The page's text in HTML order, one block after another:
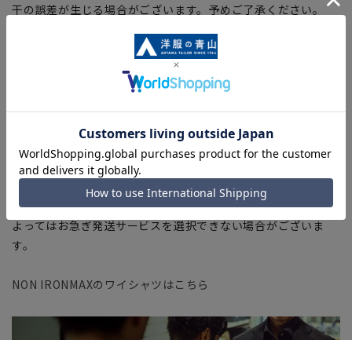
干の誤差が生じる場合がございます。予めご了承ください。
部、商品現物におすすめサイズ(ヌードサイズ)を記載している
■ブラウザやお使いのモニター環境、また撮影時の室内外の光
■店舗や各モールサイトと商品在庫を共有しております関係
上、ご注文いただいたタイミングにより欠品が発生し、ご注文
を完了できない場合がございます。予めご了承ください。
■お急ぎ発送のご注文につきましても、ご注文のタイミングに
よってはお急ぎ発送サービスを選択できない場合がございま
す。
NON IRONMAXのワイシャツはこちら